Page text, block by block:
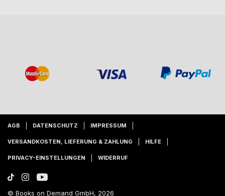
AGB DATENSCHUTZ IMPRESSUM
VERSANDKOSTEN, LIEFERUNG & ZAHLUNG HILFE
PRIVACY-EINSTELLUNGEN WIDERRUF
© Books on Demand GmbH, 2026